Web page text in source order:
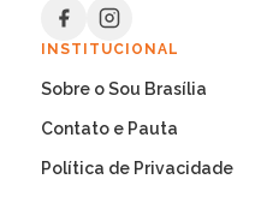
INSTITUCIONAL
Sobre o Sou Brasília
Contato e Pauta
Política de Privacidade